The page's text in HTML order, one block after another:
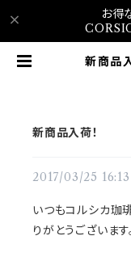
お得
新商
新商品入荷！
2017/03/25 16:13
いつもコルシカ珈
りがとうございます